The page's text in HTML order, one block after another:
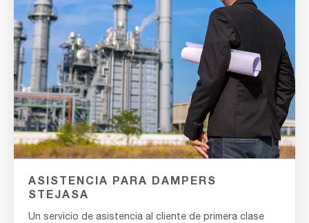
ASISTENCIA PARA DAMPERS
STEJASA
Un servicio de asistencia al cliente de primera clase